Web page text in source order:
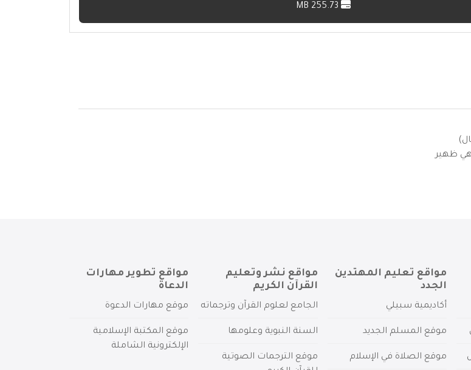
ظهير
مواقع تعليم المهتدين
الجدد
أكاديمية سبيلي
موقع المسلم الجديد
موقع الصلاة في الإسلام
مواقع نشر وتعليم
القرآن الكريم
الجامع لعلوم القرآن وترجماته
السنة النبوية وعلومها
موقع الترجمات الصوتية
مواقع تطوير مهارات
الدعاة
موقع مهارات الدعوة
موقع المكتبة الإسلامية
الإلكترونية الشاملة